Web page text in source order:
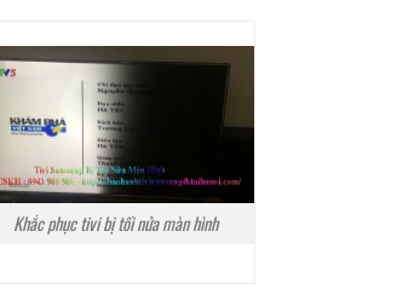
Khắc phục tivi bị tối nửa màn hình